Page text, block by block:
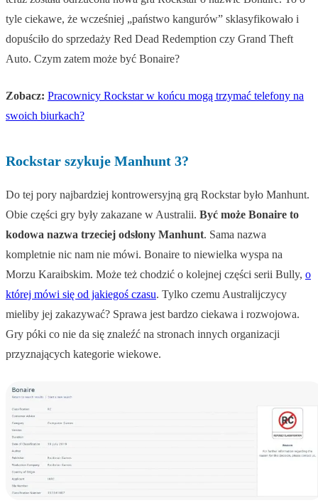
tyle ciekawe, że wcześniej „państwo kangurów” sklasyfikowało i
dopuściło do sprzedaży Red Dead Redemption czy Grand Theft
Auto. Czym zatem może być Bonaire?
Zobacz: Pracownicy Rockstar w końcu mogą trzymać telefony na
swoich biurkach?
Rockstar szykuje Manhunt 3?
Do tej pory najbardziej kontrowersyjną grą Rockstar było Manhunt.
Obie części gry były zakazane w Australii. Być może Bonaire to
kodowa nazwa trzeciej odsłony Manhunt. Sama nazwa
kompletnie nic nam nie mówi. Bonaire to niewielka wyspa na
Morzu Karaibskim. Może też chodzić o kolejnej części serii Bully, o
której mówi się od jakiegoś czasu. Tylko czemu Australijczycy
mieliby jej zakazywać? Sprawa jest bardzo ciekawa i rozwojowa.
Gry póki co nie da się znaleźć na stronach innych organizacji
przyznających kategorie wiekowe.